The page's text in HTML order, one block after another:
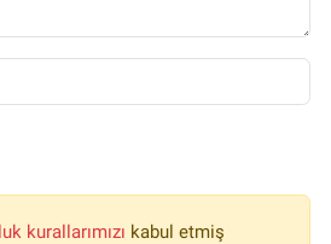
kurallarımızı kabul etmiş